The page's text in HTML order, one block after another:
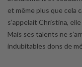
et même plus que cela
s’appelait Christina,
Mais ses talents ne
indubitables dons de